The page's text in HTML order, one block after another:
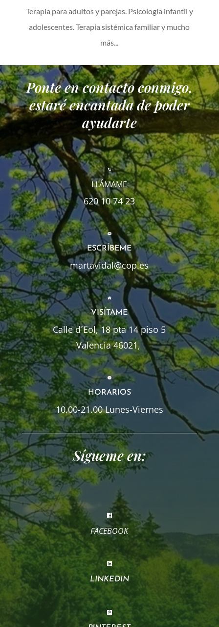
Terapia para adultos y parejas. Psicología infantil y
adolescentes. Terapia sistémica familiar y mucho
más...
Ponte en contacto conmigo,
estaré encantada de poder
ayudarte
LLÁMAME
620 10 74 23
ESCRÍBEME
martavidal@cop.es
VISÍTAME
Calle d´Eol, 18 pta 14 piso 5
Valencia 46021,
HORARIOS
10.00-21.00 Lunes-Viernes
Sígueme en:
FACEBOOK
LINKEDIN